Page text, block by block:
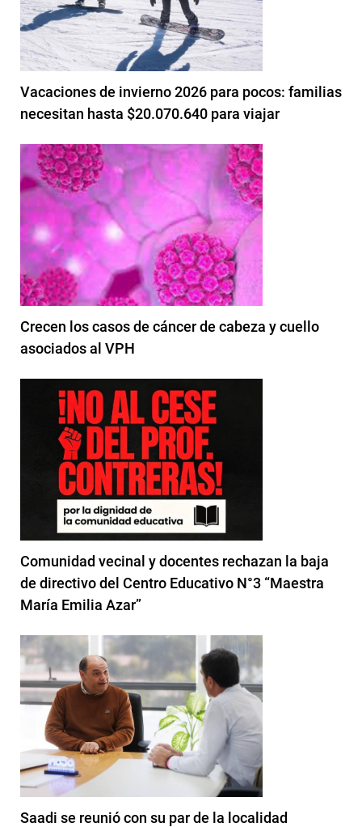
Vacaciones de invierno 2026 para pocos: familias
necesitan hasta $20.070.640 para viajar
Crecen los casos de cáncer de cabeza y cuello
asociados al VPH
Comunidad vecinal y docentes rechazan la baja
de directivo del Centro Educativo N°3 “Maestra
María Emilia Azar”
Saadi se reunió con su par de la localidad